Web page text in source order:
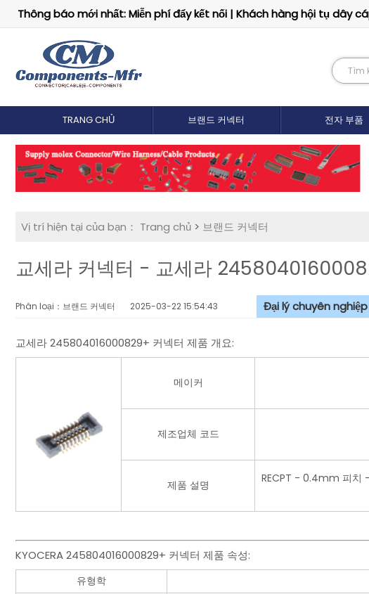
Thông báo mới nhất: Miễn phí đẩy kết nối | Khách hàng hội tụ dây
TRANG CHỦ 브랜드 커넥터 전자 부품
Vị trí hiện tại của bạn： Trang chủ > 브랜드 커넥터
교세라 커넥터 - 교세라
Phân loại：브랜드 커넥터 2025-03-22 15:54:43 Đại lý chuyên
교세라 245804016000829+ 커넥터 제품 개요:
메이커
제조업체 코드
제품 설명
RECPT - 0.4mm 피치 -
KYOCERA 245804016000829+ 커넥터 제품 속성:
유형학